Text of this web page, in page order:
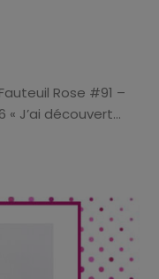
Rose #91 –
« J’ai découvert...